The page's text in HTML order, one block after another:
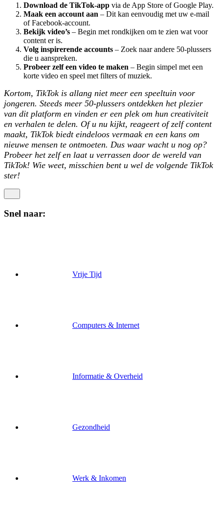
Download de TikTok-app via de App Store of Google Play.
Maak een account aan – Dit kan eenvoudig met uw e-mail
of Facebook-account.
Bekijk video’s – Begin met rondkijken om te zien wat voor
content er is.
Volg inspirerende accounts – Zoek naar andere 50-plussers
die u aanspreken.
Probeer zelf een video te maken – Begin simpel met een
korte video en speel met filters of muziek.
Kortom, TikTok is allang niet meer een speeltuin voor
jongeren. Steeds meer 50-plussers ontdekken het plezier
van dit platform en vinden er een plek om hun creativiteit
en verhalen te delen. Of u nu kijkt, reageert of zelf content
maakt, TikTok biedt eindeloos vermaak en een kans om
nieuwe mensen te ontmoeten. Dus waar wacht u nog op?
Probeer het zelf en laat u verrassen door de wereld van
TikTok! Wie weet, misschien bent u wel de volgende TikTok
ster!
Snel naar:
Vrije Tijd
Computers & Internet
Informatie & Overheid
Gezondheid
Werk & Inkomen